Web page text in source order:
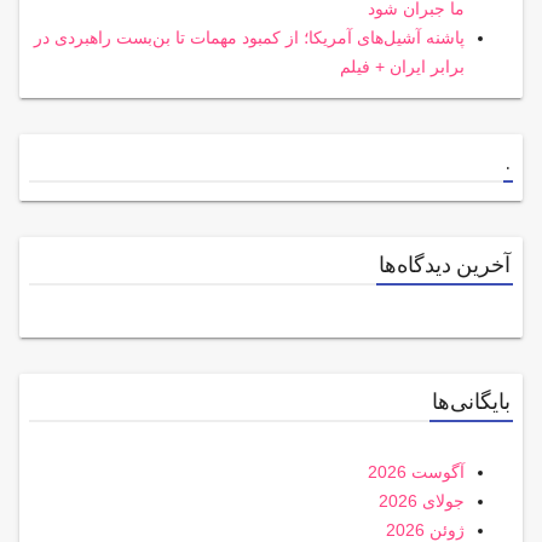
ما جبران شود
پاشنه آشیل‌های آمریکا؛ از کمبود مهمات تا بن‌بست راهبردی در
برابر ایران + فیلم
.
آخرین دیدگاه‌ها
بایگانی‌ها
آگوست 2026
جولای 2026
ژوئن 2026